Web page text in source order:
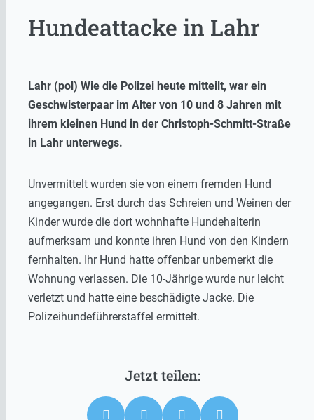
Hundeattacke in Lahr
Lahr (pol) Wie die Polizei heute mitteilt, war ein
Geschwisterpaar im Alter von 10 und 8 Jahren mit
ihrem kleinen Hund in der Christoph-Schmitt-Straße
in Lahr unterwegs.
Unvermittelt wurden sie von einem fremden Hund
angegangen. Erst durch das Schreien und Weinen der
Kinder wurde die dort wohnhafte Hundehalterin
aufmerksam und konnte ihren Hund von den Kindern
fernhalten. Ihr Hund hatte offenbar unbemerkt die
Wohnung verlassen. Die 10-Jährige wurde nur leicht
verletzt und hatte eine beschädigte Jacke. Die
Polizeihundeführerstaffel ermittelt.